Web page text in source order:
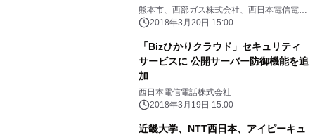
熊本市、西部ガス株式会社、西日本電信電話
株式会社
2018年3月20日 15:00
「Bizひかりクラウド」セキュリティ
サービスに 公開サーバー防御機能を追
加
西日本電信電話株式会社
2018年3月19日 15:00
近畿大学、NTT西日本、アイピーキュ